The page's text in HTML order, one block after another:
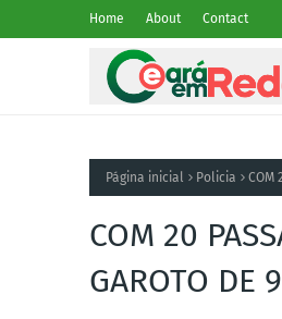
Home About Contact
Página inicial Policia COM
COM 20
GAROTO DE